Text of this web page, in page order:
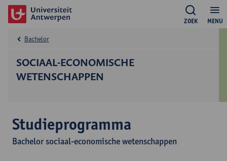
MENU
ZOEK
SOCIAAL-ECONOMISCHE
WETENSCHAPPEN
Bachelor
Studieprogramma
Bachelor sociaal-economische wetenschappen